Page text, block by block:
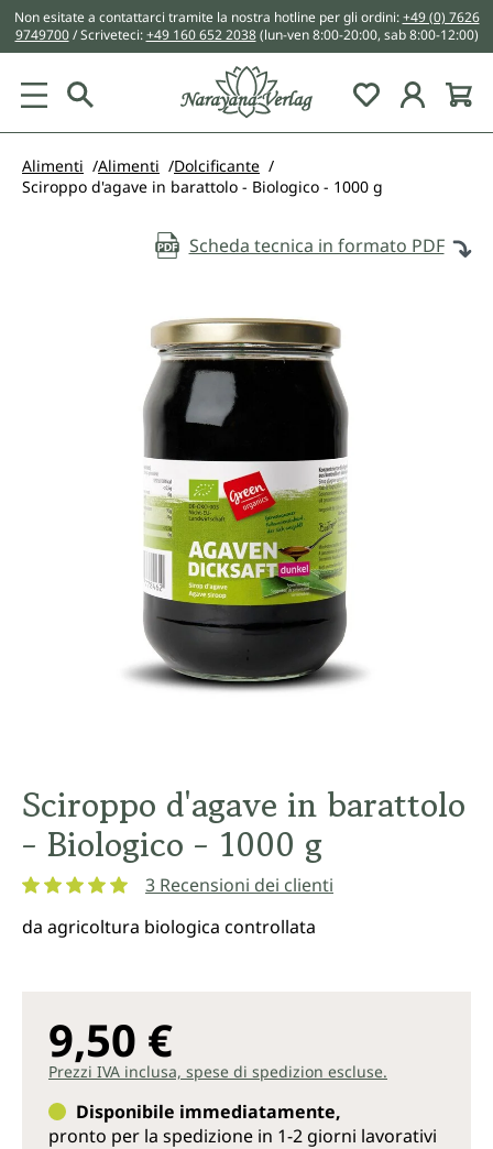
principale
Non esitate a contattarci tramite la nostra hotline per gli ordini:+49 (0) 7626
9749700/ Scriveteci:+49 160 652 2038 (lun-ven 8:00-20:00, sab 8:00-12:00)
You have 0
Alimenti Alimenti
Dolcificante
Sciroppo d'agave in barattolo - Biologico - 1000 g
Scheda tecnica in formato PDF
Sciroppo d'agave in barattolo
- Biologico - 1000 g
3 Recensioni dei clienti
da agricoltura biologica controllata
9,50 €
Prezzi IVA inclusa, spese di spedizion escluse.
Disponibile immediatamente,
pronto per la spedizione in 1-2 giorni lavorativi